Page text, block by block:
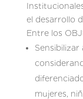
el desarrollo
Entre los
mujeres,